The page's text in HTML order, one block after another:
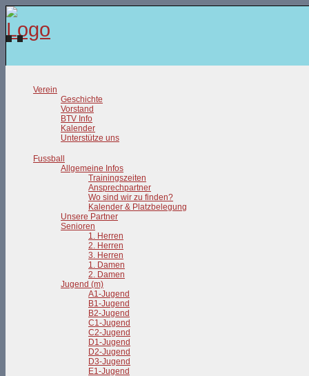
Verein
Geschichte
Vorstand
BTV Info
Kalender
Unterstütze uns
Fussball
Allgemeine Infos
Trainingszeiten
Ansprechpartner
Wo sind wir zu finden?
Kalender & Platzbelegung
Unsere Partner
Senioren
1. Herren
2. Herren
3. Herren
1. Damen
2. Damen
Jugend (m)
A1-Jugend
B1-Jugend
B2-Jugend
C1-Jugend
C2-Jugend
D1-Jugend
D2-Jugend
D3-Jugend
E1-Jugend